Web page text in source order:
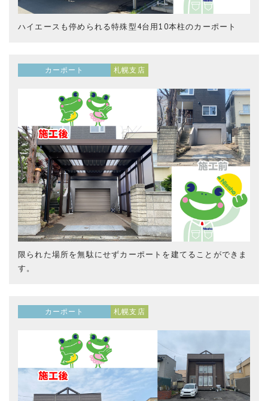
ハイエースも停められる特殊型4台用10本柱のカーポート
カーポート 札幌支店
限られた場所を無駄にせずカーポートを建てることができま
す。
カーポート 札幌支店